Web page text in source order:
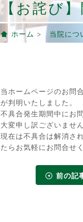
【お詫び
ホーム > 当院につ
当ホームページのお問
が判明いたしました。
不具合発生期間中にお
大変申し訳ございませ
現在は不具合は解消さ
たらお気軽にお問合せ
前の記